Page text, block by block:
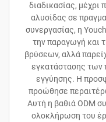
διαδικασίας,
αλυσίδας σε
συνεργασίας, η
την παραγωγή και
βρύσεων, αλλά
εγκατάστασης των
εγγύησης. Η
προώθησε
Αυτή η βαθιά ODM
ολοκλήρωση του